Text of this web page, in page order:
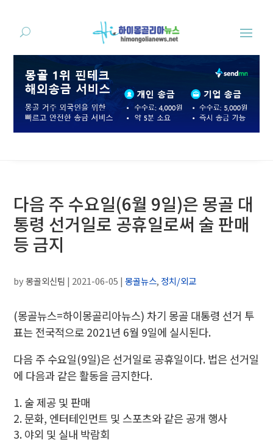
다음 주 수요일(6월 9일)은 몽골 대
통령 선거일로 공휴일로써 술 판매
등 금지
by몽골외신팀 | 2021-06-05 |몽골뉴스, 정치/외교
(몽골뉴스=하이몽골리아뉴스) 차기 몽골 대통령 선거 투
표는 전국적으로 2021년 6월 9일에 실시된다.
다음 주 수요일(9일)은 선거일로 공휴일이다. 법은 선거일
에 다음과 같은 활동을 금지한다.
술 제공 및 판매
문화, 엔터테인먼트 및 스포츠와 같은 공개 행사
야외 및 실내 박람회